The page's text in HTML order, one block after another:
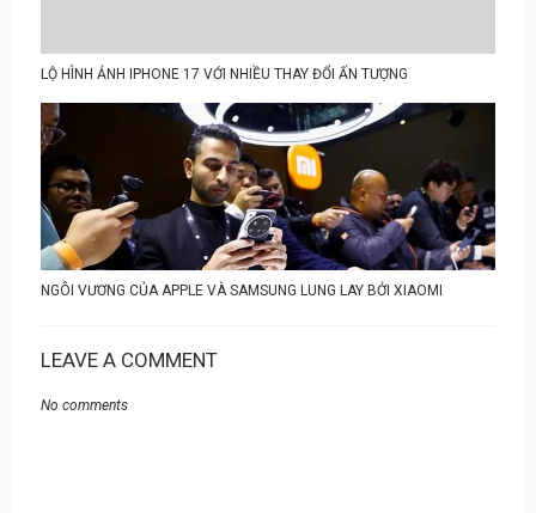
LỘ HÌNH ẢNH IPHONE 17 VỚI NHIỀU THAY ĐỔI ẤN TƯỢNG
NGÔI VƯƠNG CỦA APPLE VÀ SAMSUNG LUNG LAY BỞI XIAOMI
LEAVE A COMMENT
No comments